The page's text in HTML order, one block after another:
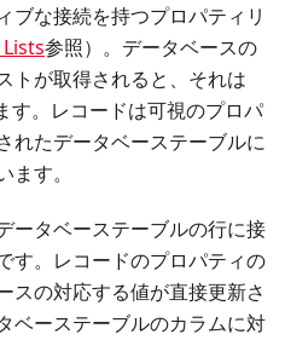
ブな接続を持つプロパティリ
参照）。データベースの
トが取得されると、それは
す。レコードは可視のプロパ
れたデータベーステーブルに
す。
ータベーステーブルの行に接
す。レコードのプロパティの
スの対応する値が直接更新さ
ベーステーブルのカラムに対